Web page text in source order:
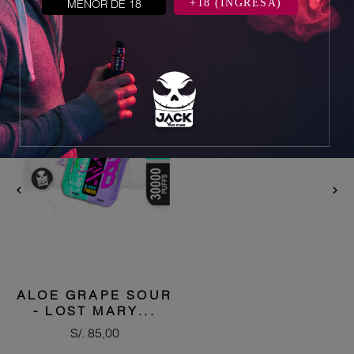
MENOR DE 18 +18 (INGRESA)
categoría:
ALOE GRAPE SOUR
- LOST MARY...
Precio
S/. 85,00
 